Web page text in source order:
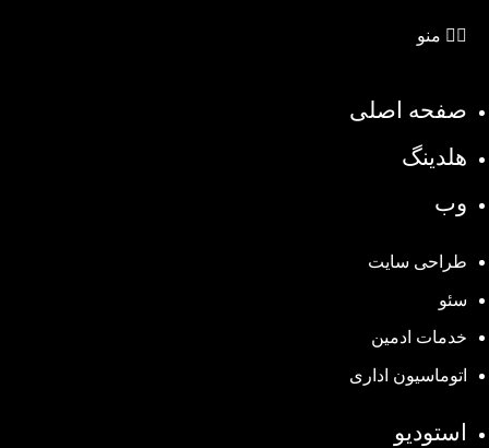
منو
صفحه اصلی
هلدینگ
وب
طراحی سایت
سئو
خدمات ادمین
اتوماسیون اداری
استودیو